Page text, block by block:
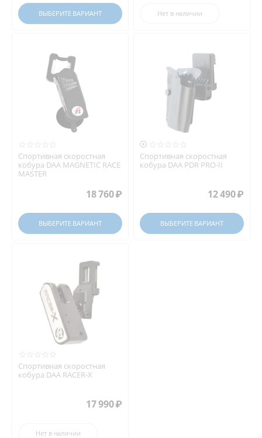
ВЫБЕРИТЕ ВАРИАНТ Нет в наличии
Спортивная скоростная
кобура DAA MAGNETIC RACE
MASTER
18 760₽
ВЫБЕРИТЕ ВАРИАНТ

Спортивная скоростная
кобура DAA PDR PRO-II
12 490₽
ВЫБЕРИТЕ ВАРИАНТ
Спортивная скоростная
кобура DAA RACER-X
17 990₽
Нет в наличии